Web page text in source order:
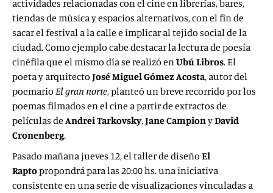
actividades relacionadas con el cine en librerías, bares,
tiendas de música y espacios alternativos, con el fin de
sacar el festival a la calle e implicar al tejido social de la
ciudad. Como ejemplo cabe destacar la lectura de poesía
cinéfila que el mismo día se realizó enUbú Libros. El
poeta y arquitecto José Miguel GómezAcosta, autor del
poemario El gran norte, planteó un breve recorrido por los
poemas filmados en el cine a partir de extractos de
películas deAndrei Tarkovsky,Jane CampionyDavid
Cronenberg.
Pasado mañana jueves 12, el taller de diseño El
Raptopropondrá para las 20:00 hs. una iniciativa
consistente en una serie de visualizaciones vinculadas a